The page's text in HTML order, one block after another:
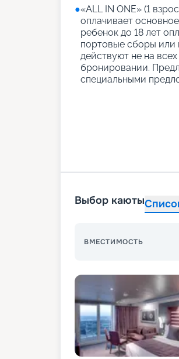
●«АLL IN ONE» (1
оплачивает
ребенок до 18 лет
портовые сборы или
действуют не на
бронировании.
специальными
Выбор каюты
ВМЕСТИМОСТЬ